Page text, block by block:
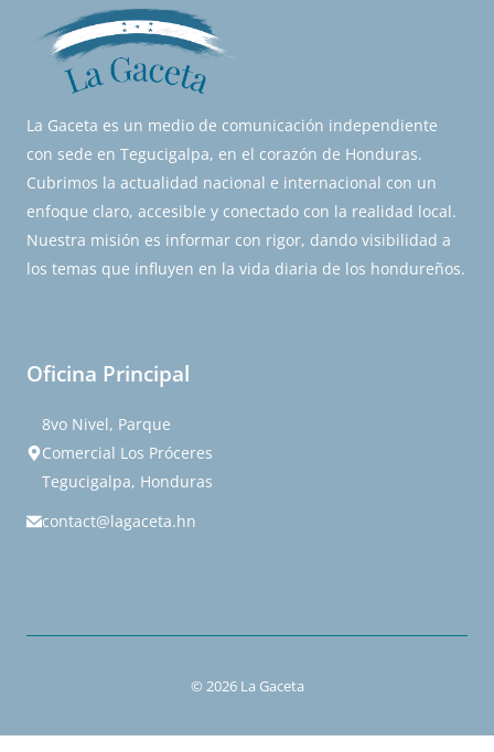
La Gaceta es un medio de comunicación independiente
con sede en Tegucigalpa, en el corazón de Honduras.
Cubrimos la actualidad nacional e internacional con un
enfoque claro, accesible y conectado con la realidad local.
Nuestra misión es informar con rigor, dando visibilidad a
los temas que influyen en la vida diaria de los hondureños.
Oficina Principal
8vo Nivel, Parque
Comercial Los Próceres
Tegucigalpa, Honduras
contact@lagaceta.hn
© 2026 La Gaceta